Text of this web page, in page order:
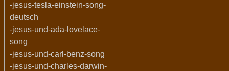
-jesus-tesla-einstein-song-
deutsch
-jesus-und-ada-lovelace-
song
-jesus-und-carl-benz-song
-jesus-und-charles-darwin-